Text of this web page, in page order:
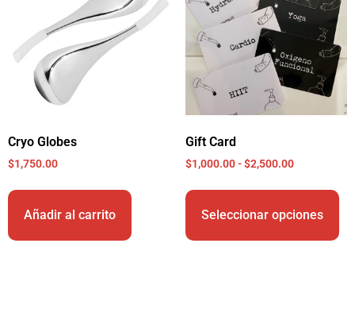
Cryo Globes
$1,750.00
Añadir al carrito
Gift Card
$1,000.00-$2,500.00
Seleccionar opciones